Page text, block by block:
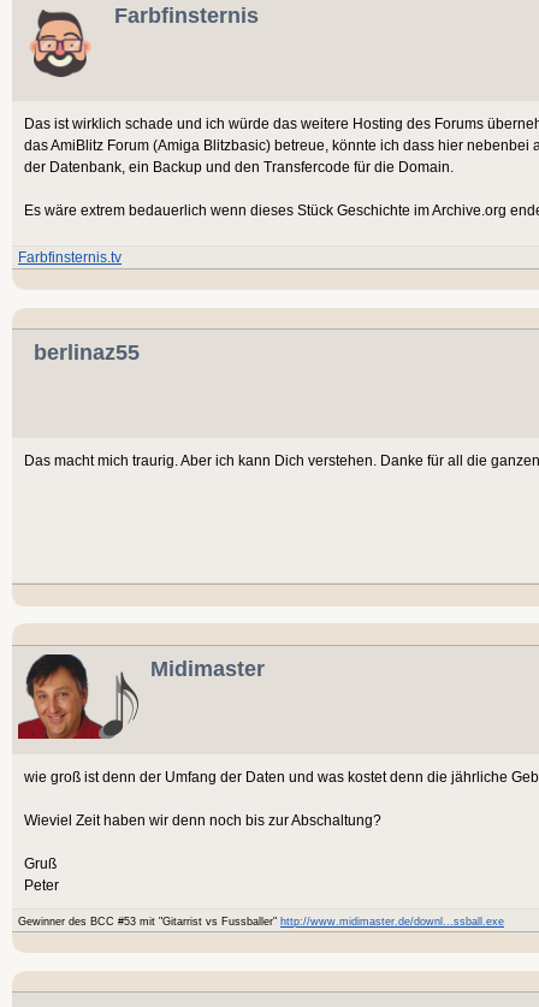
Farbfinsternis
Das ist wirklich schade und ich würde das weitere Hosting des Forums
das AmiBlitz Forum (Amiga Blitzbasic) betreue, könnte ich dass hier
der Datenbank, ein Backup und den Transfercode für die Domain.
Es wäre extrem bedauerlich wenn dieses Stück Geschichte im Archive.org
Farbfinsternis.tv
berlinaz55
Das macht mich traurig. Aber ich kann Dich verstehen. Danke für all die
Midimaster
wie groß ist denn der Umfang der Daten und was kostet denn die jährliche
Wieviel Zeit haben wir denn noch bis zur Abschaltung?
Gruß
Peter
Gewinner des BCC #53 mit "Gitarrist vs Fussballer" http://www.midimaster.de/downl...ssball.exe